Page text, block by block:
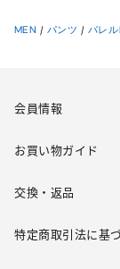
MEN / パンツ / バレ
会員情報
お買い物ガイド
交換・返品
特定商取引法に基